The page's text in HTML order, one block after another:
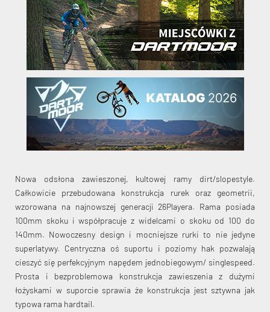
Nowa odsłona zawieszonej, kultowej ramy dirt/slopestyle.
Całkowicie przebudowana konstrukcja rurek oraz geometrii,
wzorowana na najnowszej generacji 26Playera. Rama posiada
100mm skoku i współpracuje z widelcami o skoku od 100 do
140mm. Nowoczesny design i mocniejsze rurki to nie jedyne
superlatywy. Centryczna oś suportu i poziomy hak pozwalają
cieszyć się perfekcyjnym napędem jednobiegowym/ singlespeed.
Prosta i bezproblemowa konstrukcja zawieszenia z dużymi
łożyskami w suporcie sprawia że konstrukcja jest sztywna jak
typowa rama hardtail.